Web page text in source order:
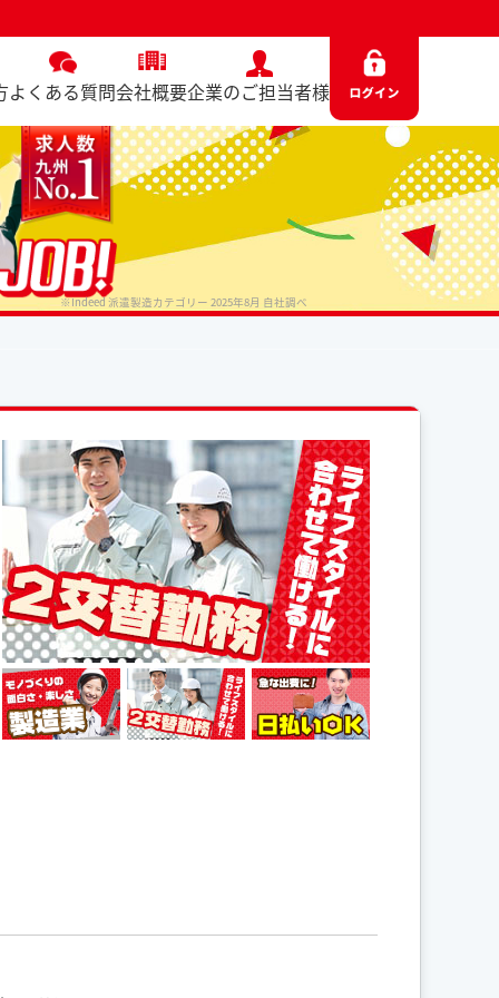
よくある質問会社概要企業のご担当者様
※Indeed 派遣製造カテゴリー 2025年8月 自社調べ
No. 7557 / 2025.06.13